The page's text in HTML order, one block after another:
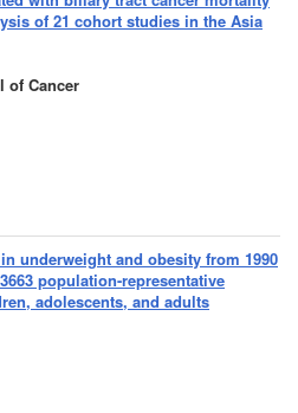
of 21 cohort studies in the Asia
of Cancer
underweight and obesity from 1990
population-representative
adolescents, and adults